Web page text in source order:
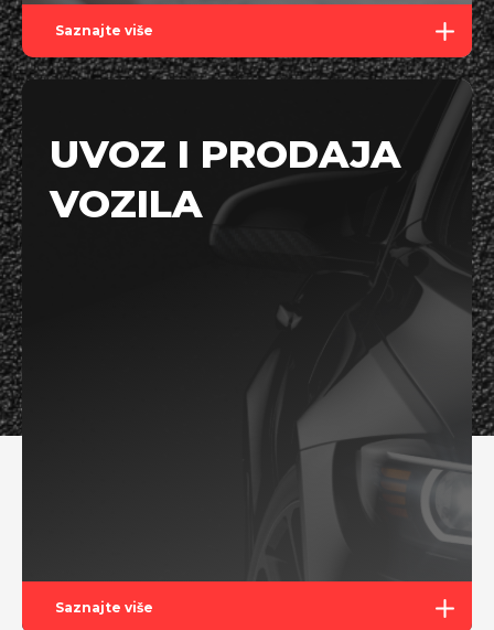
Saznajte više
UVOZ I PRODAJA
VOZILA
Saznajte više